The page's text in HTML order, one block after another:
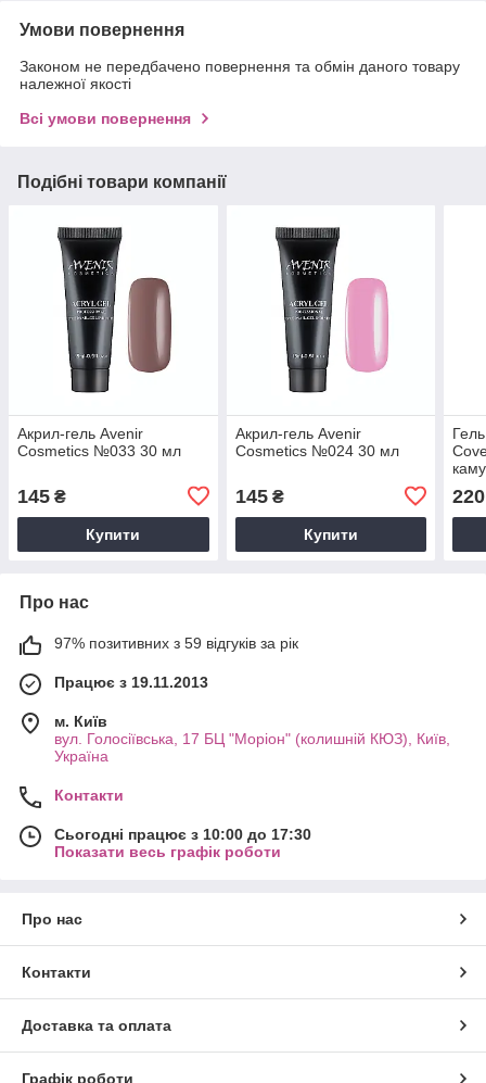
Умови повернення
Законом не передбачено повернення та обмін даного товару
належної якості
Всі умови повернення
Подібні товари компанії
Акрил-гель Avenir
Cosmetics №033 30 мл
145 ₴
Купити
Акрил-гель Avenir
Cosmetics №024 30 мл
145₴
Купити
220
Про нас
97% позитивних з 59 відгуків за рік
Працює з 19.11.2013
м. Київ
вул. Голосіївська, 17 БЦ "Моріон" (колишній КЮЗ), Київ,
Україна
Контакти
Сьогодні працює з 10:00 до 17:30
Показати весь графік роботи
Про нас
Контакти
Доставка та оплата
Графік роботи